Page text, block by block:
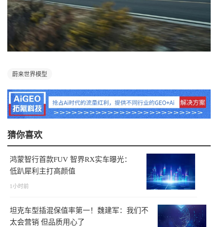
蔚来世界模型
猜你喜欢
鸿蒙智行首款FUV 智界RX实车曝光：
低趴犀利主打高颜值
1小时前
坦克车型插混保值率第一！魏建军：我们不
太会营销 但品质用心了